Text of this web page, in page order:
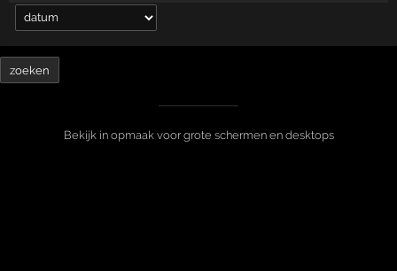
Bekijk in opmaak voor grote schermen en desktops